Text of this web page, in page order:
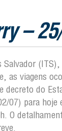
–
Salvador
as viagens
decreto do
07) para
O